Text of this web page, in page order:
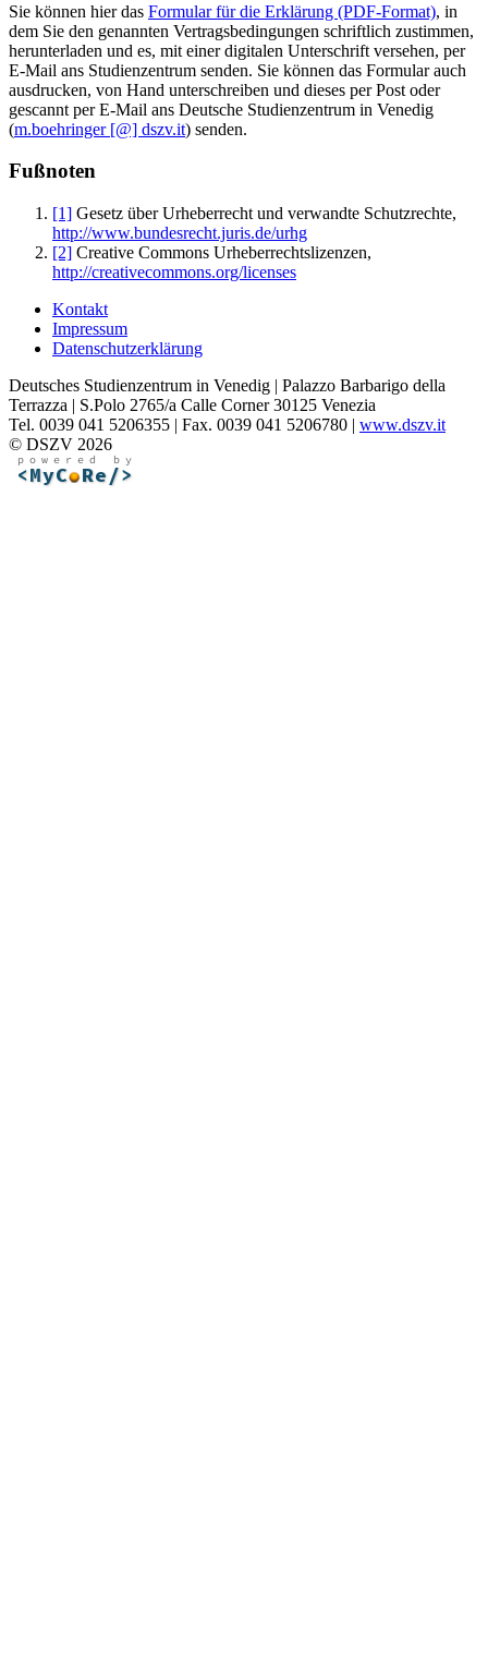
Sie können hier das Formular für die Erklärung (PDF-Format), in
dem Sie den genannten Vertragsbedingungen schriftlich zustimmen,
herunterladen und es, mit einer digitalen Unterschrift versehen, per
E-Mail ans Studienzentrum senden. Sie können das Formular auch
ausdrucken, von Hand unterschreiben und dieses per Post oder
gescannt per E-Mail ans Deutsche Studienzentrum in Venedig
(m.boehringer [@] dszv.it) senden.
Fußnoten
[1] Gesetz über Urheberrecht und verwandte Schutzrechte,
http://www.bundesrecht.juris.de/urhg
[2] Creative Commons Urheberrechtslizenzen,
http://creativecommons.org/licenses
Kontakt
Impressum
Datenschutzerklärung
Deutsches Studienzentrum in Venedig | Palazzo Barbarigo della
Terrazza | S.Polo 2765/a Calle Corner 30125 Venezia
Tel. 0039 041 5206355 | Fax. 0039 041 5206780 | www.dszv.it
© DSZV 2026